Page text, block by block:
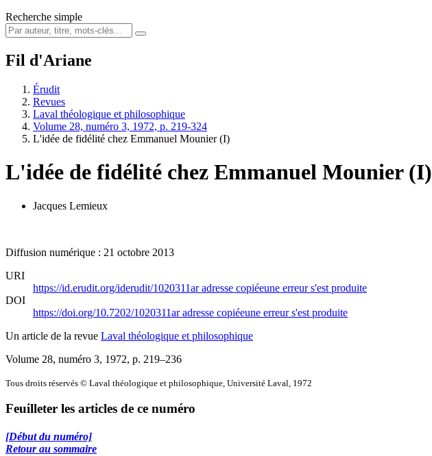
Recherche simple
Fil d'Ariane
Érudit
Revues
Laval théologique et philosophique
Volume 28, numéro 3, 1972, p. 219-324
L'idée de fidélité chez Emmanuel Mounier (I)
L'idée de fidélité chez Emmanuel Mounier (I)
Jacques Lemieux
Diffusion numérique : 21 octobre 2013
URI
https://id.erudit.org/iderudit/1020311aradresse copiéeune erreur s'est produite
DOI
https://doi.org/10.7202/1020311aradresse copiéeune erreur s'est produite
Un article de la revue Laval théologique et philosophique
Volume 28, numéro 3, 1972, p. 219–236
Tous droits réservés © Laval théologique et philosophique, Université Laval, 1972
Feuilleter les articles de ce numéro
[Début du numéro]
Retour au sommaire